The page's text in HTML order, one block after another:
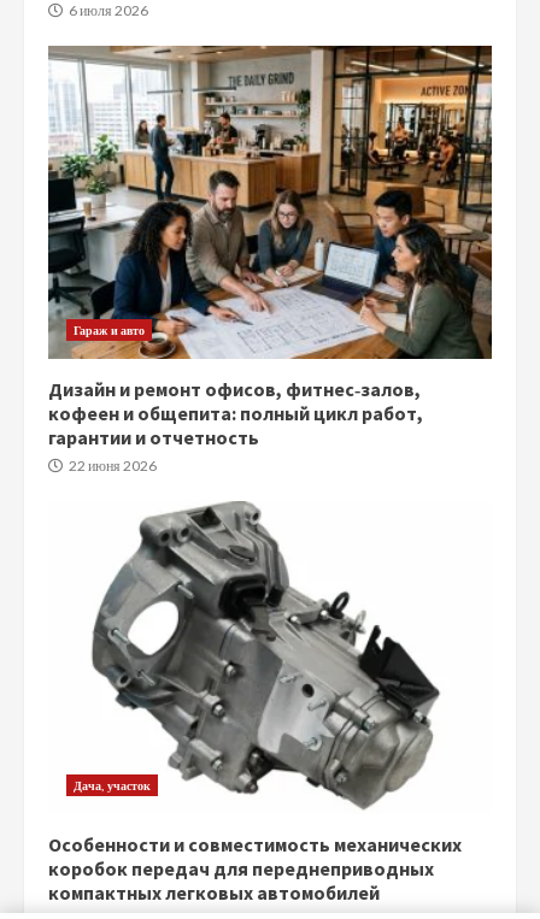
6 июля 2026
Гараж и авто
Дизайн и ремонт офисов, фитнес‑залов,
кофеен и общепита: полный цикл работ,
гарантии и отчетность
22 июня 2026
Дача, участок
Особенности и совместимость механических
коробок передач для переднеприводных
компактных легковых автомобилей